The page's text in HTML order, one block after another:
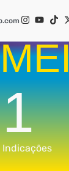
| Login
1
Indicações